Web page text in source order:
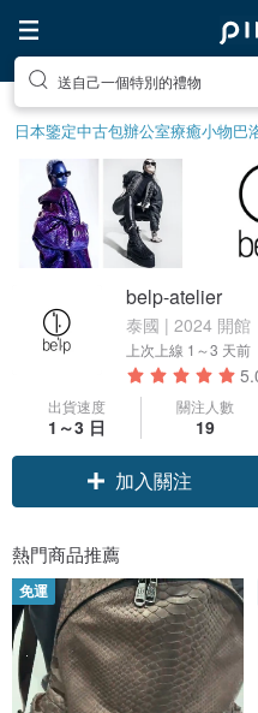
送自己一個特別的禮物
日本鑒定中古包辦公室療癒小物巴
belp-atelier
泰國 | 2024 開館
上次上線 1～3 天前
出貨速度
1～3 日
關注人數
19
加入關注
熱門商品推薦
免運